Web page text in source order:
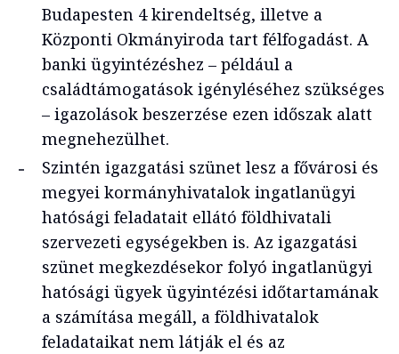
Budapesten 4 kirendeltség, illetve a
Központi Okmányiroda tart félfogadást. A
banki ügyintézéshez – például a
családtámogatások igényléséhez szükséges
– igazolások beszerzése ezen időszak alatt
megnehezülhet.
Szintén igazgatási szünet lesz a fővárosi és
megyei kormányhivatalok ingatlanügyi
hatósági feladatait ellátó földhivatali
szervezeti egységekben is. Az igazgatási
szünet megkezdésekor folyó ingatlanügyi
hatósági ügyek ügyintézési időtartamának
a számítása megáll, a földhivatalok
feladataikat nem látják el és az